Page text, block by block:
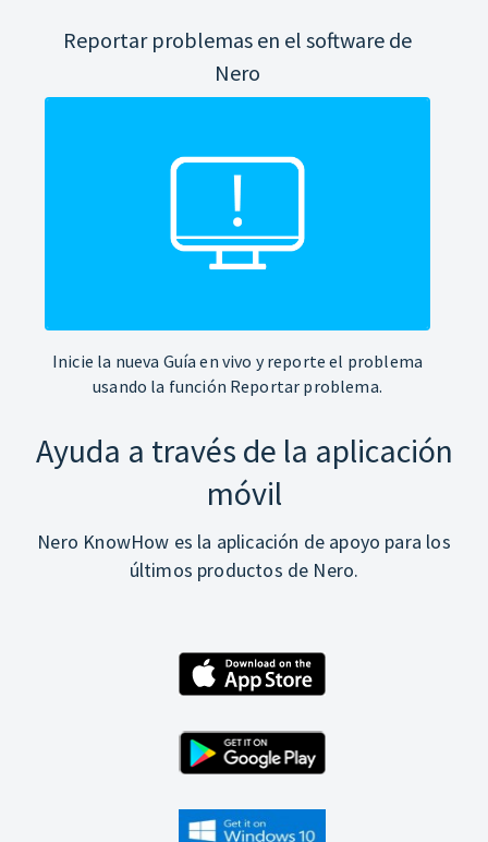
Reportar problemas en el software de
Nero
Inicie la nueva Guía en vivo y reporte el problema
usando la función Reportar problema.
Ayuda a través de la aplicación
móvil
Nero KnowHow es la aplicación de apoyo para los
últimos productos de Nero.